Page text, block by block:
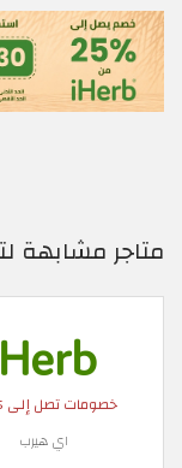
متاجر مشابهة
خصومات تصل إلى 25%
اي هيرب